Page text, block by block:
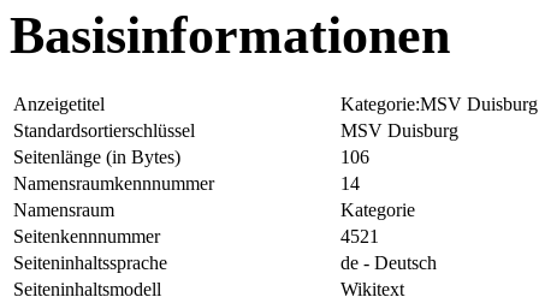
Basisinformationen
Anzeigetitel
Kategorie:MSV Duisburg
Standardsortierschlüssel
MSV Duisburg
Seitenlänge (in Bytes)
106
Namensraumkennnummer
14
Namensraum
Kategorie
Seitenkennnummer
4521
Seiteninhaltssprache
de - Deutsch
Seiteninhaltsmodell
Wikitext